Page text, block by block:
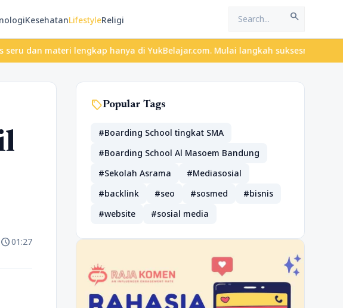
KesehatanLifestyleReligi search
lengkap hanya di YukBelajar.com. Mulai langkah suksesmu hari ini! •
schedule01:27
sellPopular Tags
#Boarding School tingkat SMA
#Boarding School Al Masoem Bandung
#Sekolah Asrama
#Mediasosial
#backlink
#seo #sosmed
#bisnis
#website
#sosial media